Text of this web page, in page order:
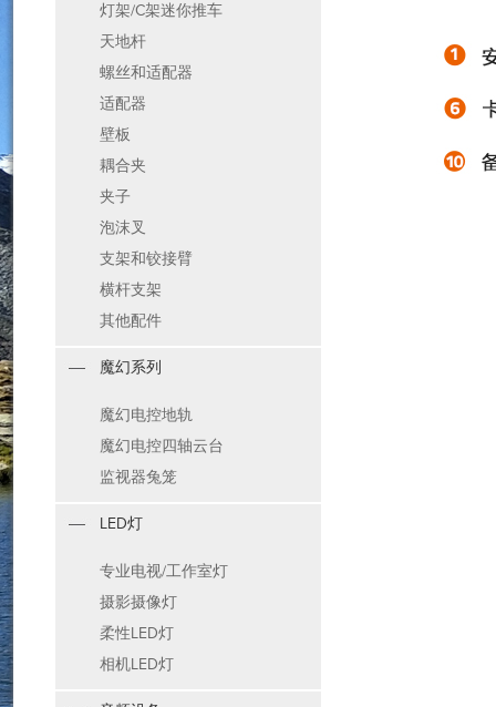
灯架/C架迷你推车
天地杆
螺丝和适配器
适配器
壁板
耦合夹
夹子
泡沫叉
支架和铰接臂
横杆支架
其他配件
魔幻系列
魔幻电控地轨
魔幻电控四轴云台
监视器兔笼
LED灯
专业电视/工作室灯
摄影摄像灯
柔性LED灯
相机LED灯